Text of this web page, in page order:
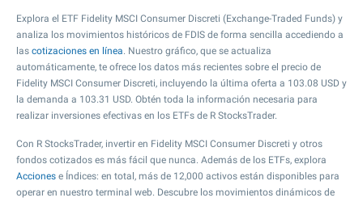
Explora el ETF Fidelity MSCI Consumer Discreti (Exchange-Traded Funds) y
analiza los movimientos históricos de FDIS de forma sencilla accediendo a
las cotizaciones en línea. Nuestro gráfico, que se actualiza
automáticamente, te ofrece los datos más recientes sobre el precio de
Fidelity MSCI Consumer Discreti, incluyendo la última oferta a 103.08 USD y
la demanda a 103.31 USD. Obtén toda la información necesaria para
realizar inversiones efectivas en los ETFs de R StocksTrader.
Con R StocksTrader, invertir en Fidelity MSCI Consumer Discreti y otros
fondos cotizados es más fácil que nunca. Además de los ETFs, explora
Acciones e Índices: en total, más de 12,000 activos están disponibles para
operar en nuestro terminal web. Descubre los movimientos dinámicos de